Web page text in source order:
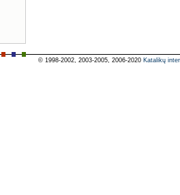
© 1998-2002, 2003-2005, 2006-2020 Katalikų